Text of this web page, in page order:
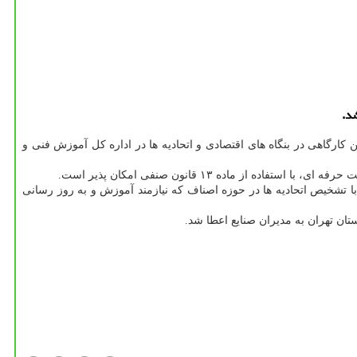
کارگاهی در بنگاه های اقتصادی و اتحادیه ها در اداره کل آموزش فنی و
ماده ۱۳ قانون صنفی امکان پذیر است.
اتحادیه ها در حوزه اصناف که نیازمند آموزش و به روز رسانی
تهران به مدیران صنایع اعطا شد.